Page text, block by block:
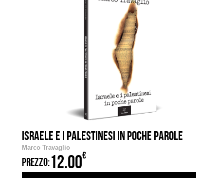
ISRAELE E I PALESTINESI IN POCHE PAROLE
Marco Travaglio
PREZZO:12.00€